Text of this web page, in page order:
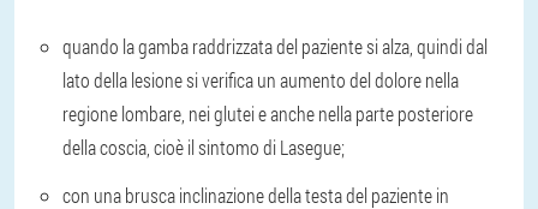
quando la gamba raddrizzata del paziente si alza, quindi dal
lato della lesione si verifica un aumento del dolore nella
regione lombare, nei glutei e anche nella parte posteriore
della coscia, cioè il sintomo di Lasegue;
con una brusca inclinazione della testa del paziente in